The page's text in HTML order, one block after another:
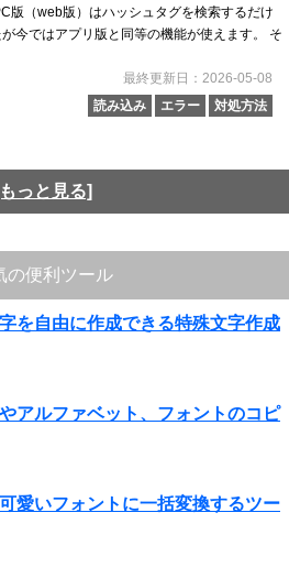
版（web版）はハッシュタグを検索するだけ
今ではアプリ版と同等の機能が使えます。 そ
最終更新日：2026-05-08
読み込み
エラー 対処方法
っと見る]
の便利ツール
を自由に作成できる特殊文字作成
アルファベット、フォントのコピ
愛いフォントに一括変換するツー